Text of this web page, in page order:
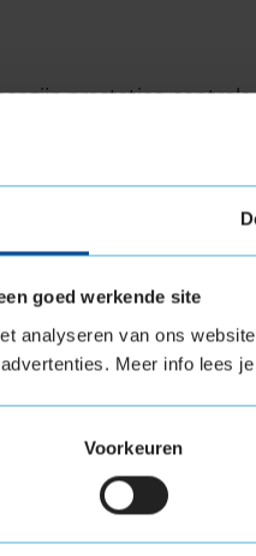
goed werkende site
analyseren van ons
Meer info lees
Voorkeuren
zijn prestaties,
het jaar.
een
je minder brandstof
met de
dus het milieu
gebruik gemaakt